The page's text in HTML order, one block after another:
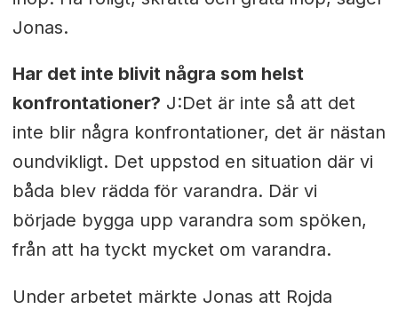
Jonas.
Har det inte blivit några som helst
konfrontationer? J:Det är inte så att det
inte blir några konfrontationer, det är nästan
oundvikligt. Det uppstod en situation där vi
båda blev rädda för varandra. Där vi
började bygga upp varandra som spöken,
från att ha tyckt mycket om varandra.
Under arbetet märkte Jonas att Rojda